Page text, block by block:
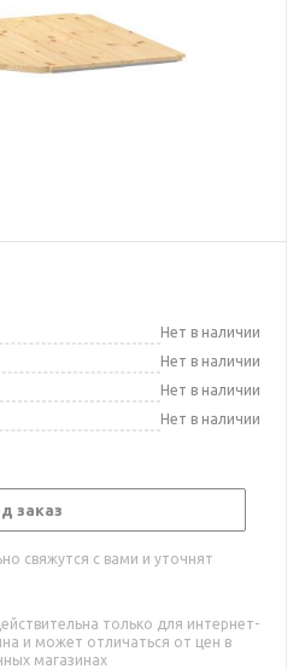
Нет в наличии
Нет в наличии
Нет в наличии
Нет в наличии
заказ
свяжутся с вами и уточнят
только для интернет-
и может отличаться от цен в
магазинах